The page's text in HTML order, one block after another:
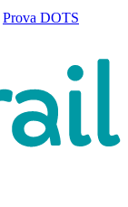
Prova DOTS